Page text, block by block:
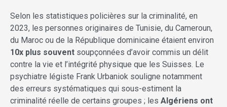
Selon les statistiques policières sur la criminalité, en
2023, les personnes originaires de Tunisie, du Cameroun,
du Maroc ou de la République dominicaine étaient environ
10x plus souvent soupçonnées d’avoir commis un délit
contre la vie et l’intégrité physique que les Suisses. Le
psychiatre légiste Frank Urbaniok souligne notamment
des erreurs systématiques qui sous-estiment la
criminalité réelle de certains groupes ; les Algériens ont